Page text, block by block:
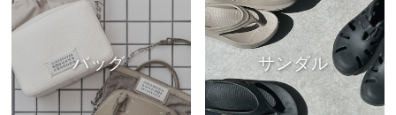
バッグ サンダル